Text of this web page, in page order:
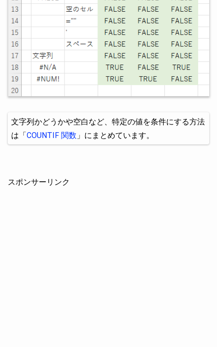
文字列かどうかや空白など、特定の値を条件にする方法
は「COUNTIF 関数 」にまとめています。
スポンサーリンク